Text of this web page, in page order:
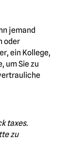
jemand
oder
ein Kollege,
um Sie zu
taxes.
zu